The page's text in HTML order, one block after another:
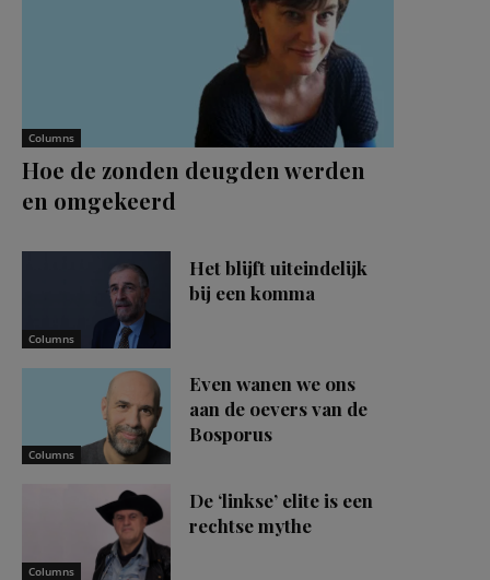
Columns
Hoe de zonden deugden werden
en omgekeerd
Columns
Het blijft uiteindelijk
bij een komma
Columns
Even wanen we ons
aan de oevers van de
Bosporus
Columns
De ‘linkse’ elite is een
rechtse mythe